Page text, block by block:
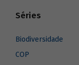
Séries
Biodiversidade
COP